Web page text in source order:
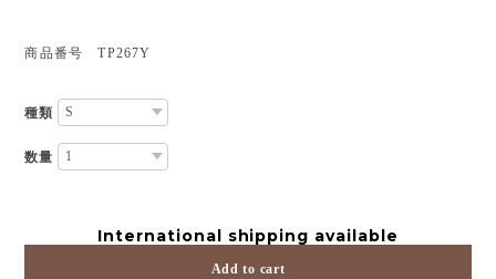
商品番号 TP267Y
種類
数量
International shipping available
Add to cart